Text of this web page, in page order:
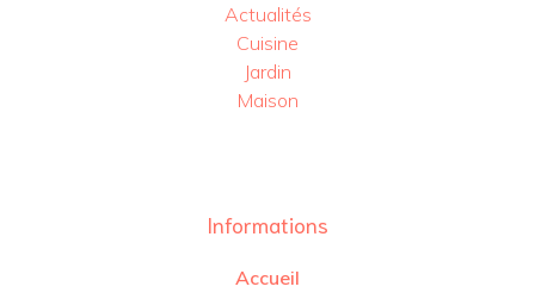
Actualités
Cuisine
Jardin
Maison
Informations
Accueil